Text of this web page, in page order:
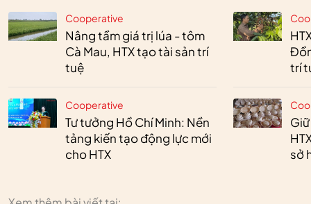
Cooperative
Nâng tầm giá trị lúa - tôm
Cà Mau, HTX tạo tài sản trí
tuệ
Cooperative
Tư tưởng Hồ Chí Minh: Nền
tảng kiến tạo động lực mới
cho HTX
trí
sở